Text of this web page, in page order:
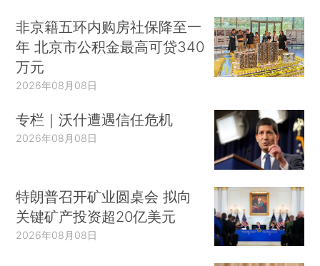
非京籍五环内购房社保降至一
年 北京市公积金最高可贷340
万元
2026年08月08日
专栏｜沃什遭遇信任危机
2026年08月08日
特朗普召开矿业圆桌会 拟向
关键矿产投资超20亿美元
2026年08月08日